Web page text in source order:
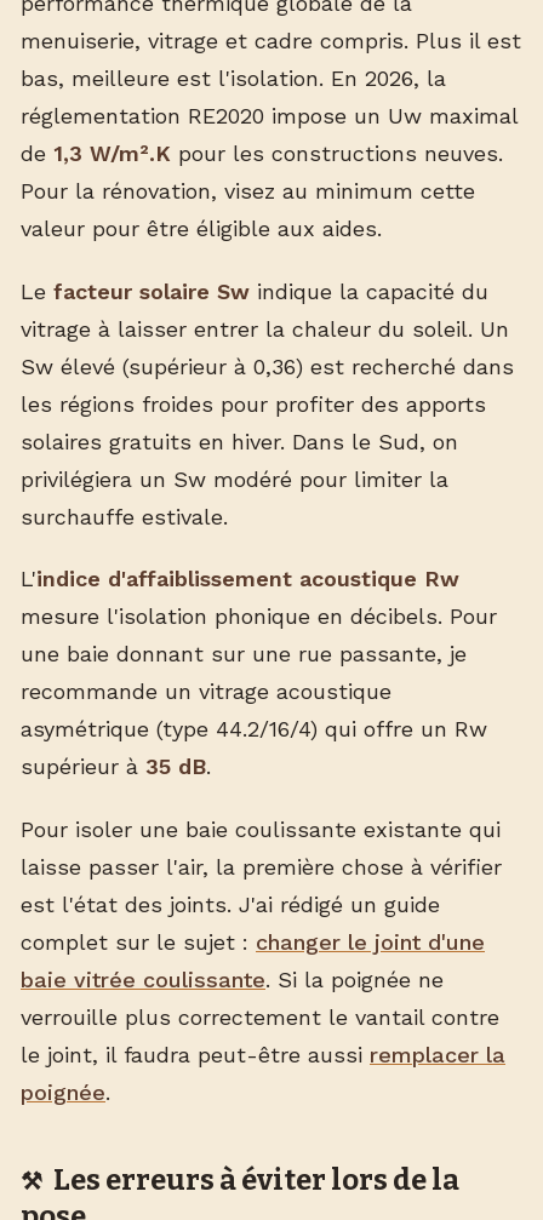
menuiserie, vitrage et cadre compris. Plus il est
bas, meilleure est l'isolation. En 2026, la
réglementation RE2020 impose un Uw maximal
de 1,3 W/m².K pour les constructions neuves.
Pour la rénovation, visez au minimum cette
valeur pour être éligible aux aides.
Le facteur solaire Sw indique la capacité du
vitrage à laisser entrer la chaleur du soleil. Un
Sw élevé (supérieur à 0,36) est recherché dans
les régions froides pour profiter des apports
solaires gratuits en hiver. Dans le Sud, on
privilégiera un Sw modéré pour limiter la
surchauffe estivale.
L'indice d'affaiblissement acoustique Rw
mesure l'isolation phonique en décibels. Pour
une baie donnant sur une rue passante, je
recommande un vitrage acoustique
asymétrique (type 44.2/16/4) qui offre un Rw
supérieur à 35 dB.
Pour isoler une baie coulissante existante qui
laisse passer l'air, la première chose à vérifier
est l'état des joints. J'ai rédigé un guide
complet sur le sujet : changer le joint d'une
baie vitrée coulissante. Si la poignée ne
verrouille plus correctement le vantail contre
le joint, il faudra peut-être aussi remplacer la
poignée.
Les erreurs à éviter lors de la